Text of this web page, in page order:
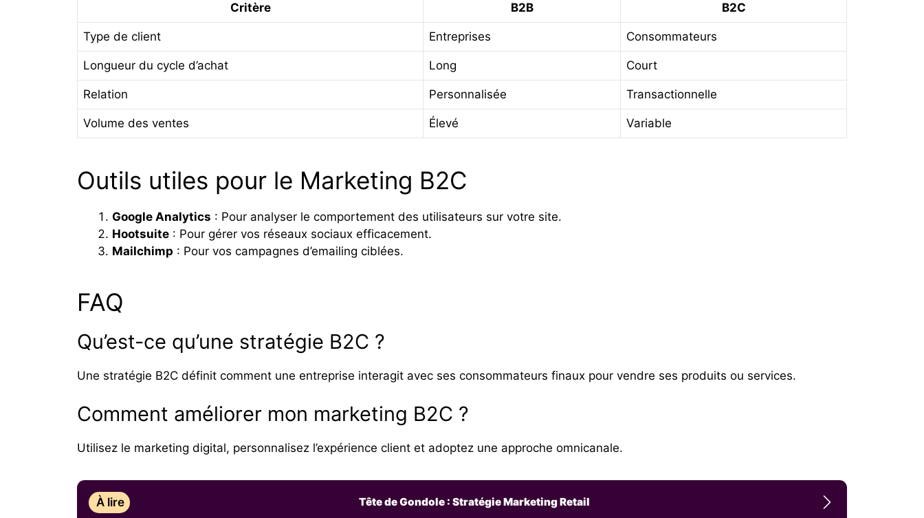
Critère B2B B2C
Type de client Entreprises Consommateurs
Longueur du cycle d’achat Long Court
Relation Personnalisée Transactionnelle
Volume des ventes Élevé Variable
Outils utiles pour le Marketing B2C
Google Analytics : Pour analyser le comportement des utilisateurs sur votre site.
Hootsuite : Pour gérer vos réseaux sociaux efficacement.
Mailchimp : Pour vos campagnes d’emailing ciblées.
FAQ
Qu’est-ce qu’une stratégie B2C ?
Une stratégie B2C définit comment une entreprise interagit avec ses consommateurs finaux pour vendre ses produits ou services.
Comment améliorer mon marketing B2C ?
Utilisez le marketing digital, personnalisez l’expérience client et adoptez une approche omnicanale.
À lire Tête de Gondole : Stratégie Marketing Retail